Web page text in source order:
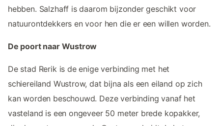
hebben. Salzhaff is daarom bijzonder geschikt voor
natuurontdekkers en voor hen die er een willen worden.
De poort naar Wustrow
De stad Rerik is de enige verbinding met het
schiereiland Wustrow, dat bijna als een eiland op zich
kan worden beschouwd. Deze verbinding vanaf het
vasteland is een ongeveer 50 meter brede kopakker,